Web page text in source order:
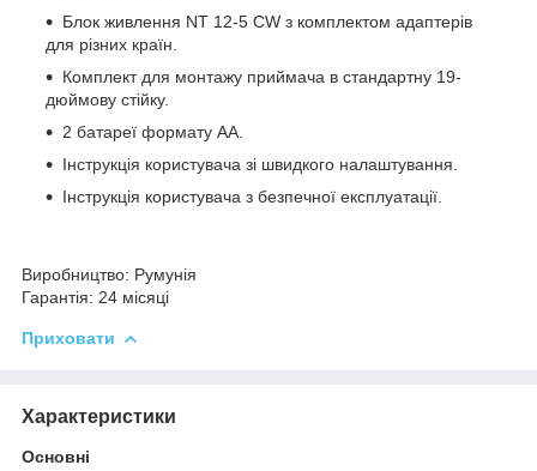
Блок живлення NT 12-5 CW з комплектом адаптерів
для різних країн.
Комплект для монтажу приймача в стандартну 19-
дюймову стійку.
2 батареї формату AA.
Інструкція користувача зі швидкого налаштування.
Інструкція користувача з безпечної експлуатації.
Виробництво: Румунія
Гарантія: 24 місяці
Приховати
Характеристики
Основні